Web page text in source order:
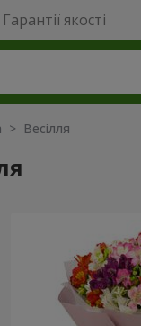
Гарантії якості
> Весілля